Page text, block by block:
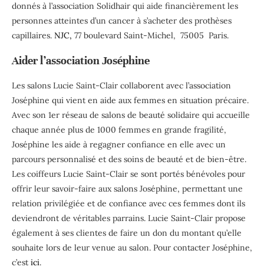
donnés à l’association Solidhair qui aide financièrement les
personnes atteintes d’un cancer à s’acheter des prothèses
capillaires. NJC, 77 boulevard Saint-Michel, 75005 Paris.
Aider l’association Joséphine
Les salons Lucie Saint-Clair collaborent avec l’association
Joséphine qui vient en aide aux femmes en situation précaire.
Avec son 1er réseau de salons de beauté solidaire qui accueille
chaque année plus de 1000 femmes en grande fragilité,
Joséphine les aide à regagner confiance en elle avec un
parcours personnalisé et des soins de beauté et de bien-être.
Les coiffeurs Lucie Saint-Clair se sont portés bénévoles pour
offrir leur savoir-faire aux salons Joséphine, permettant une
relation privilégiée et de confiance avec ces femmes dont ils
deviendront de véritables parrains. Lucie Saint-Clair propose
également à ses clientes de faire un don du montant qu’elle
souhaite lors de leur venue au salon. Pour contacter Joséphine,
c’est ici.